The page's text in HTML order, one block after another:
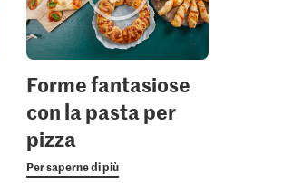
Forme fantasiose
con la pasta per
pizza
Per saperne di più